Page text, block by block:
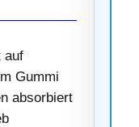
auf
Gummi
absorbiert